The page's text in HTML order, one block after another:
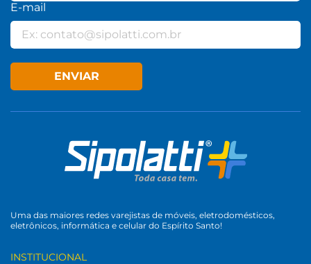
E-mail
ENVIAR
Uma das maiores redes varejistas de móveis, eletrodomésticos,
eletrônicos, informática e celular do Espírito Santo!
INSTITUCIONAL